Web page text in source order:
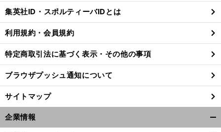
る
集英社ID・スポルティーバIDとは
利用規約・会員規約
特定商取引法に基づく表示・その他の事項
ブラウザプッシュ通知について
サイトマップ
企業情報